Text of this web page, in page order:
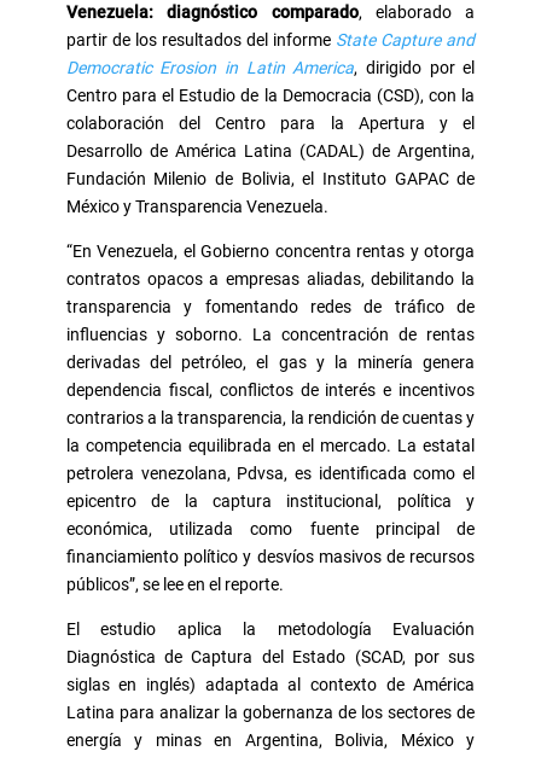
Venezuela: diagnóstico comparado, elaborado a
partir de los resultados del informe State Capture and
Democratic Erosion in Latin America, dirigido por el
Centro para el Estudio de la Democracia (CSD), con la
colaboración del Centro para la Apertura y el
Desarrollo de América Latina (CADAL) de Argentina,
Fundación Milenio de Bolivia, el Instituto GAPAC de
México y Transparencia Venezuela.
“En Venezuela, el Gobierno concentra rentas y otorga
contratos opacos a empresas aliadas, debilitando la
transparencia y fomentando redes de tráfico de
influencias y soborno. La concentración de rentas
derivadas del petróleo, el gas y la minería genera
dependencia fiscal, conflictos de interés e incentivos
contrarios a la transparencia, la rendición de cuentas y
la competencia equilibrada en el mercado. La estatal
petrolera venezolana, Pdvsa, es identificada como el
epicentro de la captura institucional, política y
económica, utilizada como fuente principal de
financiamiento político y desvíos masivos de recursos
públicos”, se lee en el reporte.
El estudio aplica la metodología Evaluación
Diagnóstica de Captura del Estado (SCAD, por sus
siglas en inglés) adaptada al contexto de América
Latina para analizar la gobernanza de los sectores de
energía y minas en Argentina, Bolivia, México y